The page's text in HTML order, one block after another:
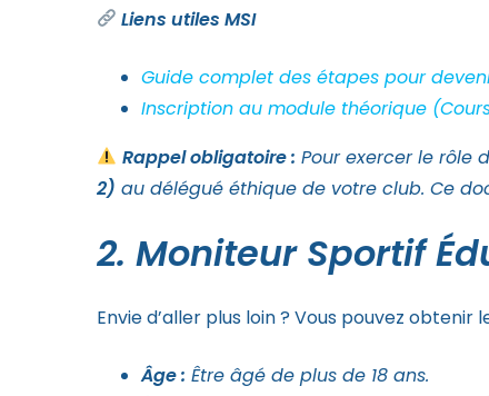
Liens utiles MSI
Guide complet des étapes pour
Inscription au module théorique
Rappel obligatoire : Pour exercer le rôle
2) au délégué éthique de votre club. Ce
2. Moniteur Sportif
Envie d’aller plus loin ? Vous pouvez obtenir
Âge : Être âgé de plus de 18 ans.